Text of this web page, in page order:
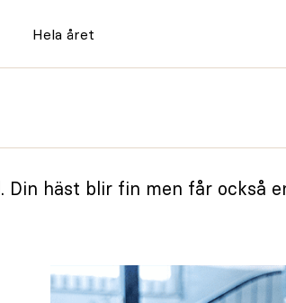
Hela året
häst blir fin men får också